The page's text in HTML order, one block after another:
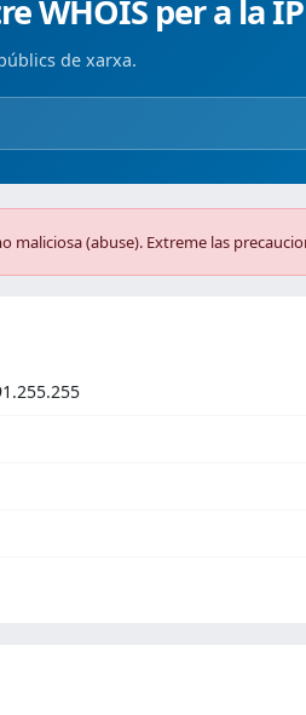
WHOIS per a la
de xarxa.
maliciosa (abuse). Extreme las